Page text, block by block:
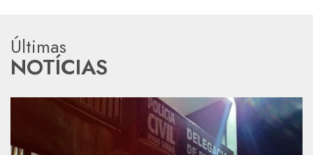
Últimas
NOTÍCIAS